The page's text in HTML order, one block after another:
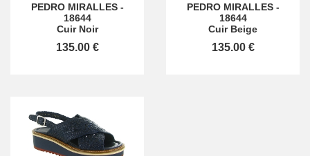
PEDRO MIRALLES-
18644
Cuir Noir
135.00 €
PEDRO MIRALLES-
18644
Cuir Beige
135.00 €